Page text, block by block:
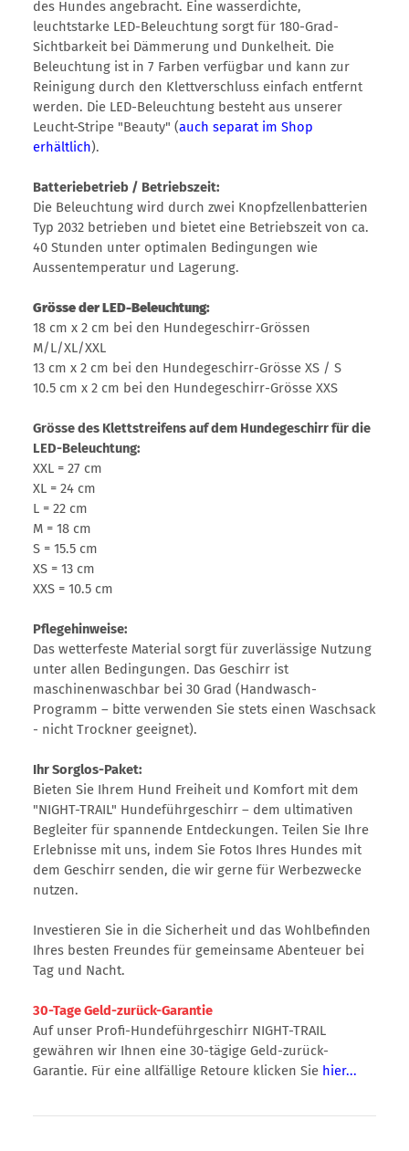
des Hundes angebracht. Eine wasserdichte,
leuchtstarke LED-Beleuchtung sorgt für 180-Grad-
Sichtbarkeit bei Dämmerung und Dunkelheit. Die
Beleuchtung ist in 7 Farben verfügbar und kann zur
Reinigung durch den Klettverschluss einfach entfernt
werden. Die LED-Beleuchtung besteht aus unserer
Leucht-Stripe "Beauty" (auch separat im Shop
erhältlich).
Batteriebetrieb / Betriebszeit:
Die Beleuchtung wird durch zwei Knopfzellenbatterien
Typ 2032 betrieben und bietet eine Betriebszeit von ca.
40 Stunden unter optimalen Bedingungen wie
Aussentemperatur und Lagerung.
Grösse der LED-Beleuchtung:
18 cm x 2 cm bei den Hundegeschirr-Grössen
M/L/XL/XXL
13 cm x 2 cm bei den Hundegeschirr-Grösse XS / S
10.5 cm x 2 cm bei den Hundegeschirr-Grösse XXS
Grösse des Klettstreifens auf dem Hundegeschirr für die
LED-Beleuchtung:
XXL = 27 cm
XL = 24 cm
L = 22 cm
M = 18 cm
S = 15.5 cm
XS = 13 cm
XXS = 10.5 cm
Pflegehinweise:
Das wetterfeste Material sorgt für zuverlässige Nutzung
unter allen Bedingungen. Das Geschirr ist
maschinenwaschbar bei 30 Grad (Handwasch-
Programm – bitte verwenden Sie stets einen Waschsack
- nicht Trockner geeignet).
Ihr Sorglos-Paket:
Bieten Sie Ihrem Hund Freiheit und Komfort mit dem
"NIGHT-TRAIL" Hundeführgeschirr – dem ultimativen
Begleiter für spannende Entdeckungen. Teilen Sie Ihre
Erlebnisse mit uns, indem Sie Fotos Ihres Hundes mit
dem Geschirr senden, die wir gerne für Werbezwecke
nutzen.
Investieren Sie in die Sicherheit und das Wohlbefinden
Ihres besten Freundes für gemeinsame Abenteuer bei
Tag und Nacht.
30-Tage Geld-zurück-Garantie
Auf unser Profi-Hundeführgeschirr NIGHT-TRAIL
gewähren wir Ihnen eine 30-tägige Geld-zurück-
Garantie. Für eine allfällige Retoure klicken Sie hier...